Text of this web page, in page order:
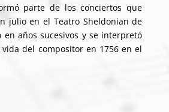
parte de los conciertos que
julio en el Teatro Sheldonian de
en años sucesivos y se interpretó
del compositor en 1756 en el